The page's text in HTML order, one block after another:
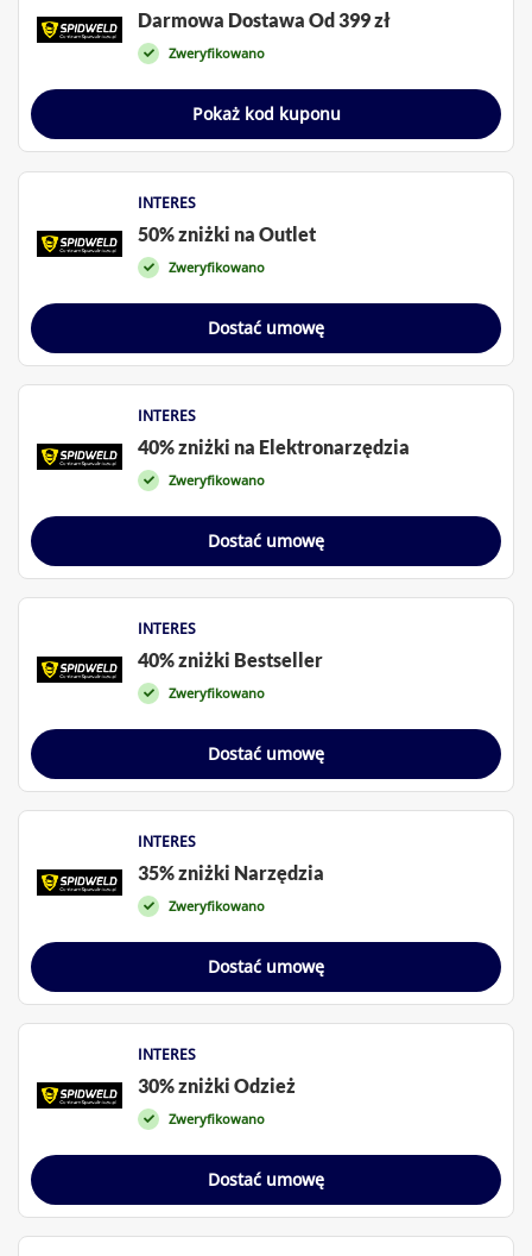
Darmowa Dostawa Od 399 zł
Zweryfikowano
Pokaż kod kuponu
INTERES
50% zniżki na Outlet
Zweryfikowano
Dostać umowę
INTERES
40% zniżki na Elektronarzędzia
Zweryfikowano
Dostać umowę
INTERES
40% zniżki Bestseller
Zweryfikowano
Dostać umowę
INTERES
35% zniżki Narzędzia
Zweryfikowano
Dostać umowę
INTERES
30% zniżki Odzież
Zweryfikowano
Dostać umowę